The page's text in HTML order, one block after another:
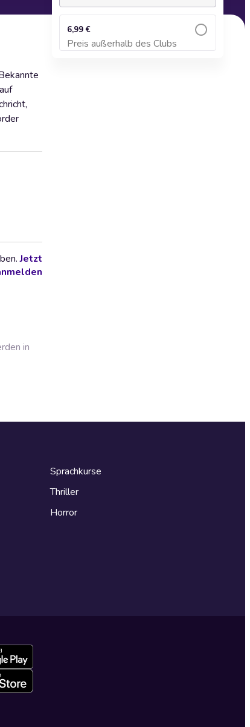
Jetzt
in
6,99 €
Preis außerhalb des Clubs
Zum Warenkorb hinzufügen
Sprachkurse
Thriller
Horror